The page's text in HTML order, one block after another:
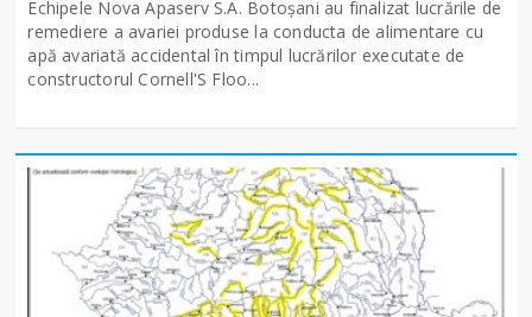
Echipele Nova Apaserv S.A. Botoșani au finalizat lucrările de
remediere a avariei produse la conducta de alimentare cu
apă avariată accidental în timpul lucrărilor executate de
constructorul Cornell'S Floo...